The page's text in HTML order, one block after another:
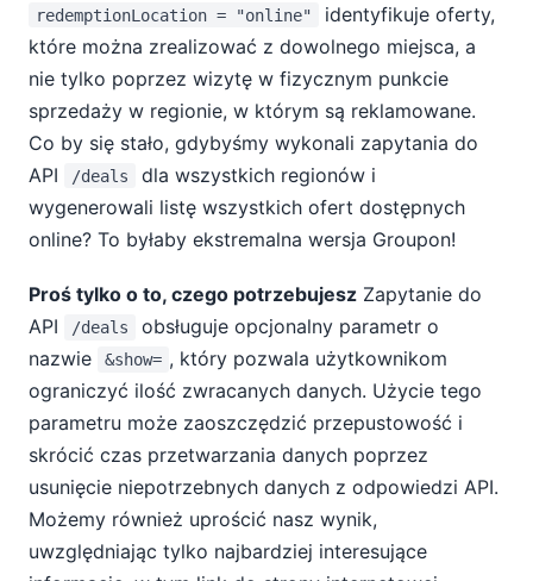
redemptionLocation = "online"
identyfikuje oferty,
które można zrealizować z dowolnego miejsca, a
nie tylko poprzez wizytę w fizycznym punkcie
sprzedaży w regionie, w którym są reklamowane.
Co by się stało, gdybyśmy wykonali zapytania do
API
/deals
dla wszystkich regionów i
wygenerowali listę wszystkich ofert dostępnych
online? To byłaby ekstremalna wersja Groupon!
Proś tylko o to, czego potrzebujesz Zapytanie do
API
/deals
obsługuje opcjonalny parametr o
nazwie
&show= , który pozwala użytkownikom
ograniczyć ilość zwracanych danych. Użycie tego
parametru może zaoszczędzić przepustowość i
skrócić czas przetwarzania danych poprzez
usunięcie niepotrzebnych danych z odpowiedzi API.
Możemy również uprościć nasz wynik,
uwzględniając tylko najbardziej interesujące